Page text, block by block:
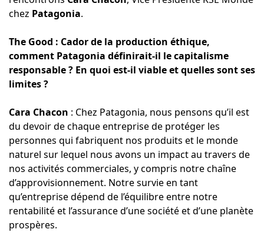
chez Patagonia.
The Good : Cador de la production éthique,
comment Patagonia définirait-il le capitalisme
responsable ? En quoi est-il viable et quelles sont ses
limites ?
Cara Chacon : Chez Patagonia, nous pensons qu’il est
du devoir de chaque entreprise de protéger les
personnes qui fabriquent nos produits et le monde
naturel sur lequel nous avons un impact au travers de
nos activités commerciales, y compris notre chaîne
d’approvisionnement. Notre survie en tant
qu’entreprise dépend de l’équilibre entre notre
rentabilité et l’assurance d’une société et d’une planète
prospères.